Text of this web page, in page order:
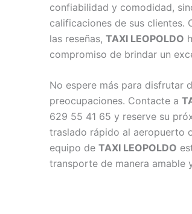
confiabilidad y comodidad,
calificaciones de sus clientes.
las reseñas, TAXI LEOPOLDO
compromiso de brindar un
No espere más para disfrutar
preocupaciones. Contacte a
629 55 41 65 y reserve su
traslado rápido al aeropuerto
equipo de TAXI LEOPOLDO
transporte de manera amable